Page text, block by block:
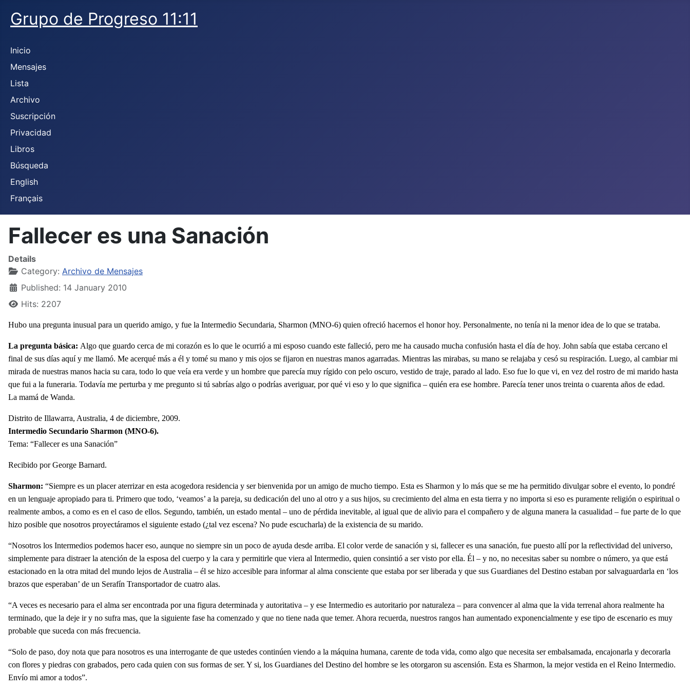
Grupo de Progreso 11:11
Inicio
Mensajes
Lista
Archivo
Suscripción
Privacidad
Libros
Búsqueda
English
Français
Fallecer es una Sanación
Details
Category: Archivo de Mensajes
Published: 14 January 2010
Hits: 2207
Hubo una pregunta inusual para un querido amigo, y fue la Intermedio Secundaria, Sharmon (MNO-6) quien ofreció hacernos el honor hoy. Personalmente, no tenía ni la menor idea de lo que se trataba.
La pregunta básica: Algo que guardo cerca de mi corazón es lo que le ocurrió a mi esposo cuando este falleció, pero me ha causado mucha confusión hasta el día de hoy. John sabía que estaba cercano el
final de sus días aquí y me llamó. Me acerqué más a él y tomé su mano y mis ojos se fijaron en nuestras manos agarradas. Mientras las mirabas, su mano se relajaba y cesó su respiración. Luego, al cambiar mi
mirada de nuestras manos hacia su cara, todo lo que veía era verde y un hombre que parecía muy rígido con pelo oscuro, vestido de traje, parado al lado. Eso fue lo que vi, en vez del rostro de mi marido hasta
que fui a la funeraria. Todavía me perturba y me pregunto si tú sabrías algo o podrías averiguar, por qué vi eso y lo que significa – quién era ese hombre. Parecía tener unos treinta o cuarenta años de edad.
La mamá de Wanda.
Distrito de Illawarra, Australia, 4 de diciembre, 2009.
Intermedio Secundario Sharmon (MNO-6).
Tema: “Fallecer es una Sanación”
Recibido por George Barnard.
Sharmon: “Siempre es un placer aterrizar en esta acogedora residencia y ser bienvenida por un amigo de mucho tiempo. Esta es Sharmon y lo más que se me ha permitido divulgar sobre el evento, lo pondré
en un lenguaje apropiado para ti. Primero que todo, ‘veamos’ a la pareja, su dedicación del uno al otro y a sus hijos, su crecimiento del alma en esta tierra y no importa si eso es puramente religión o espiritual o
realmente ambos, a como es en el caso de ellos. Segundo, también, un estado mental – uno de pérdida inevitable, al igual que de alivio para el compañero y de alguna manera la casualidad – fue parte de lo que
hizo posible que nosotros proyectáramos el siguiente estado (¿tal vez escena? No pude escucharla) de la existencia de su marido.
“Nosotros los Intermedios podemos hacer eso, aunque no siempre sin un poco de ayuda desde arriba. El color verde de sanación y si, fallecer es una sanación, fue puesto allí por la reflectividad del universo,
simplemente para distraer la atención de la esposa del cuerpo y la cara y permitirle que viera al Intermedio, quien consintió a ser visto por ella. Él – y no, no necesitas saber su nombre o número, ya que está
estacionado en la otra mitad del mundo lejos de Australia – él se hizo accesible para informar al alma consciente que estaba por ser liberada y que sus Guardianes del Destino estaban por salvaguardarla en ‘los
brazos que esperaban’ de un Serafín Transportador de cuatro alas.
“A veces es necesario para el alma ser encontrada por una figura determinada y autoritativa – y ese Intermedio es autoritario por naturaleza – para convencer al alma que la vida terrenal ahora realmente ha
terminado, que la deje ir y no sufra mas, que la siguiente fase ha comenzado y que no tiene nada que temer. Ahora recuerda, nuestros rangos han aumentado exponencialmente y ese tipo de escenario es muy
probable que suceda con más frecuencia.
“Solo de paso, doy nota que para nosotros es una interrogante de que ustedes continúen viendo a la máquina humana, carente de toda vida, como algo que necesita ser embalsamada, encajonarla y decorarla
con flores y piedras con grabados, pero cada quien con sus formas de ser. Y si, los Guardianes del Destino del hombre se les otorgaron su ascensión. Esta es Sharmon, la mejor vestida en el Reino Intermedio.
Envío mi amor a todos”.